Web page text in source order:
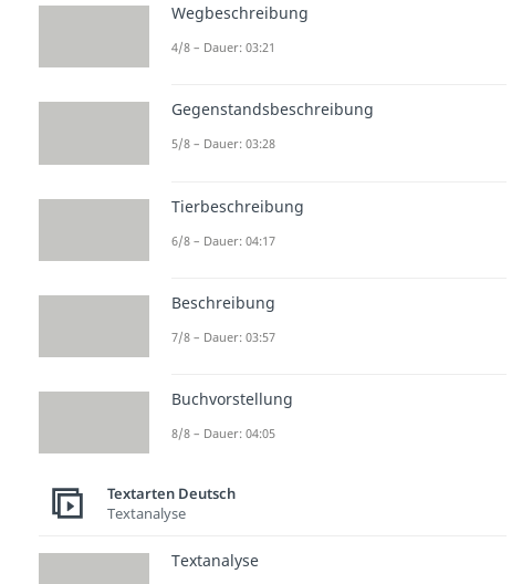
Wegbeschreibung
4/8 – Dauer: 03:21
Gegenstandsbeschreibung
5/8 – Dauer: 03:28
Tierbeschreibung
6/8 – Dauer: 04:17
Beschreibung
7/8 – Dauer: 03:57
Buchvorstellung
8/8 – Dauer: 04:05
Textarten Deutsch
Textanalyse
Textanalyse